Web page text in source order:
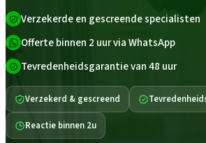
Verzekerde en gescreende specialisten
Offerte binnen 2 uur via WhatsApp
Tevredenheidsgarantie van 48 uur
Verzekerd & gescreend
Reactie binnen 2u